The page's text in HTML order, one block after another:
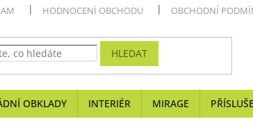
HODNOCENÍ OBCHODU OBCHODNÍ
HLEDAT
OBKLADY INTERIÉR MIRAGE